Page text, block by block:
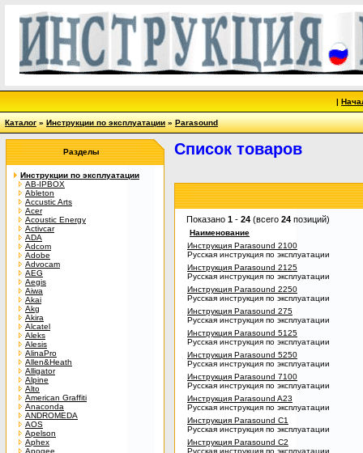
|
Каталог»Инструкции по эксплуатации»Parasound
Разделы
Инструкции по эксплуатации
AB-IPBOX
Ableton
Accustic Arts
Acer
Acoustic Energy
Activcar
ADA
Adcom
Adobe
Advocam
AEG
Aegis
Aiwa
Akai
Akg
Akira
Alcatel
Aleks
Alesis
AlinaPro
Allen&Heath
Alligator
Alpine
Alto
American Graffiti
Anaconda
ANDROMEDA
AOS
Apelson
Aphex
Apogee
Список товаров
Показано 1 - 24 (всего 24 позиций)
Наименование
Инструкция Parasound 2100
Русская инструкция по эксплуатации
Инструкция Parasound 2125
Русская инструкция по эксплуатации
Инструкция Parasound 2250
Русская инструкция по эксплуатации
Инструкция Parasound 275
Русская инструкция по эксплуатации
Инструкция Parasound 5125
Русская инструкция по эксплуатации
Инструкция Parasound 5250
Русская инструкция по эксплуатации
Инструкция Parasound 7100
Русская инструкция по эксплуатации
Инструкция Parasound A23
Русская инструкция по эксплуатации
Инструкция Parasound C1
Русская инструкция по эксплуатации
Инструкция Parasound C2
Русская инструкция по эксплуатации